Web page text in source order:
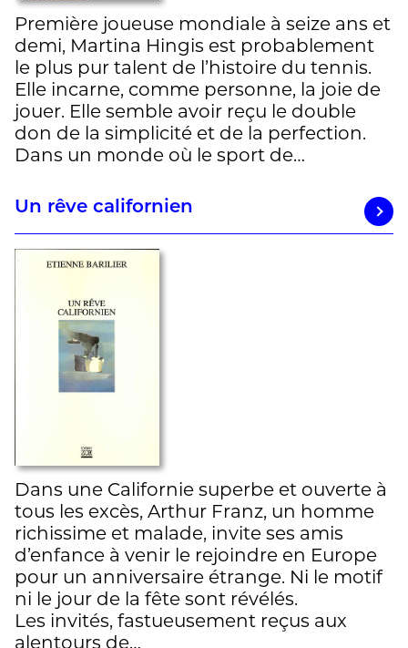
Première joueuse mondiale à seize ans et
demi, Martina Hingis est probablement
le plus pur talent de l’histoire du tennis.
Elle incarne, comme personne, la joie de
jouer. Elle semble avoir reçu le double
don de la simplicité et de la perfection.
Dans un monde où le sport de…
Un rêve californien
Dans une Californie superbe et ouverte à
tous les excès, Arthur Franz, un homme
richissime et malade, invite ses amis
d’enfance à venir le rejoindre en Europe
pour un anniversaire étrange. Ni le motif
ni le jour de la fête sont révélés.
Les invités, fastueusement reçus aux